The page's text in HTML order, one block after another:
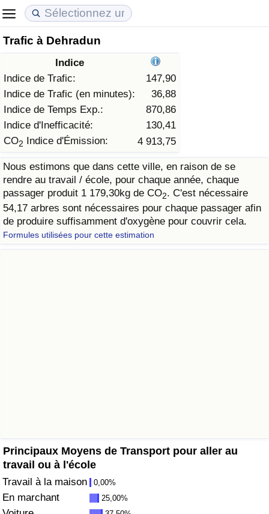
Trafic à Dehradun
Indice
Indice de Trafic:
147,90
Indice de Trafic (en minutes):
36,88
Indice de Temps Exp.:
870,86
Indice d'Inefficacité:
130,41
CO2 Indice d'Émission: 4 913,75
Nous estimons que dans cette ville, en raison de se
rendre au travail / école, pour chaque année, chaque
passager produit 1 179,30kg de CO2. C'est nécessaire
54,17 arbres sont nécessaires pour chaque passager afin
de produire suffisamment d'oxygène pour couvrir cela.
Formules utilisées pour cette estimation
Principaux Moyens de Transport pour aller au
travail ou à l'école
Travail à la maison 0,00%
En marchant 25,00%
Coût de la vie
Indice du Coût de la Vie (Actuel)
Indice du Coût de la Vie
Indice du coût de la vie par pays
à Akaba
Prix de l'immobilier
Indice des Prix de l'immobilier (Actuel)
Indice des Prix de l'immobilier
Indice des Prix de l'immobilier par Pays
Qualité de Vie
Indice de Qualité de Vie
Indice de Qualité de Vie (Actuel)
Indice de qualité de vie par pays
Criminalité
Indice de Criminalité (Actuel)
Indice de Criminalité
Indice de Pollution par Pays